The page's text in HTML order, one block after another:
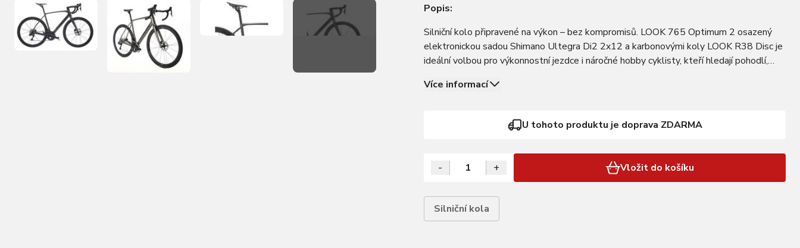
Popis:
Silniční kolo připravené na výkon – bez kompromisů. LOOK 765 Optimum 2 osazený
elektronickou sadou Shimano Ultegra Di2 2x12 a karbonovými koly LOOK R38 Disc je
ideální volbou pro výkonnostní jezdce i náročné hobby cyklisty, kteří hledají pohodlí,
Více informací
U tohoto produktu je doprava ZDARMA
- + Vložit do košíku
Silniční kola